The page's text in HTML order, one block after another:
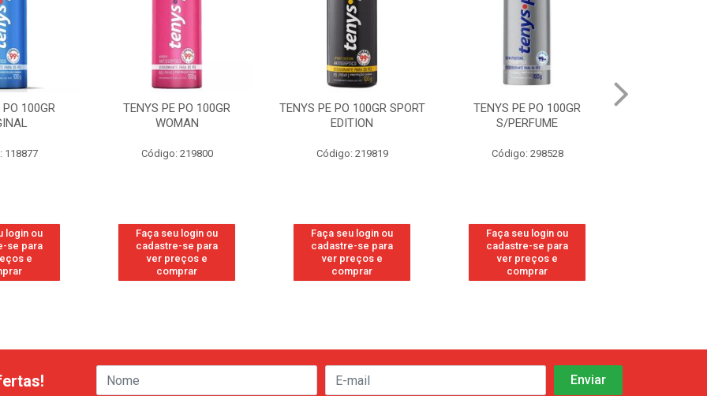
100GR
118877
login ou
se para
e
TENYS PE PO 100GR
WOMAN
Código: 219800
Faça seu login ou
cadastre-se para
ver preços e
comprar
TENYS PE PO 100GR SPORT
EDITION
Código: 219819
Faça seu login ou
cadastre-se para
ver preços e
comprar
TENYS PE PO 100GR
S/PERFUME
Código: 298528
Faça seu login ou
cadastre-se para
ver preços e
comprar